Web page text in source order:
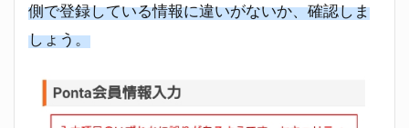
側で登録している情報に違いがないか、確認しま
しょう。